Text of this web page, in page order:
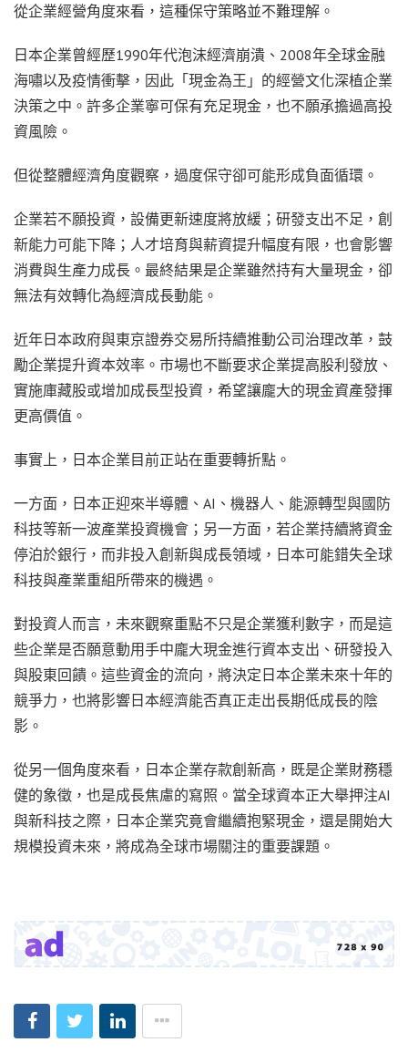
從企業經營角度來看，這種保守策略並不難理解。
日本企業曾經歷1990年代泡沫經濟崩潰、2008年全球金融
海嘯以及疫情衝擊，因此「現金為王」的經營文化深植企業
決策之中。許多企業寧可保有充足現金，也不願承擔過高投
資風險。
但從整體經濟角度觀察，過度保守卻可能形成負面循環。
企業若不願投資，設備更新速度將放緩；研發支出不足，創
新能力可能下降；人才培育與薪資提升幅度有限，也會影響
消費與生產力成長。最終結果是企業雖然持有大量現金，卻
無法有效轉化為經濟成長動能。
近年日本政府與東京證券交易所持續推動公司治理改革，鼓
勵企業提升資本效率。市場也不斷要求企業提高股利發放、
實施庫藏股或增加成長型投資，希望讓龐大的現金資產發揮
更高價值。
事實上，日本企業目前正站在重要轉折點。
一方面，日本正迎來半導體、AI、機器人、能源轉型與國防
科技等新一波產業投資機會；另一方面，若企業持續將資金
停泊於銀行，而非投入創新與成長領域，日本可能錯失全球
科技與產業重組所帶來的機遇。
對投資人而言，未來觀察重點不只是企業獲利數字，而是這
些企業是否願意動用手中龐大現金進行資本支出、研發投入
與股東回饋。這些資金的流向，將決定日本企業未來十年的
競爭力，也將影響日本經濟能否真正走出長期低成長的陰
影。
從另一個角度來看，日本企業存款創新高，既是企業財務穩
健的象徵，也是成長焦慮的寫照。當全球資本正大舉押注AI
與新科技之際，日本企業究竟會繼續抱緊現金，還是開始大
規模投資未來，將成為全球市場關注的重要課題。